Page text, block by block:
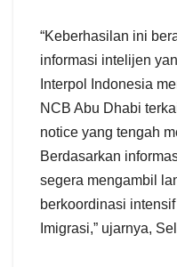
“Keberhasilan ini
informasi intelijen
Interpol Indonesia
NCB Abu Dhabi
notice yang tengah
Berdasarkan
segera mengambil
berkoordinasi
Imigrasi,” ujarnya,